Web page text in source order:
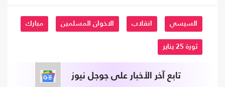
السيسي انقلاب الاخوان المسلمين مبارك
ثورة 25 يناير
تابع آخر الأخبار على جوجل نيوز